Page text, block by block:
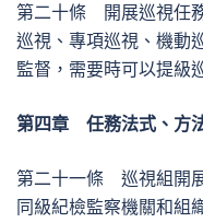
第二十條 開展巡視任
巡視、專項巡視、機動
監督，需要時可以提級
第四章 任務法式、方
第二十一條 巡視組開
同級紀檢監察機關和組